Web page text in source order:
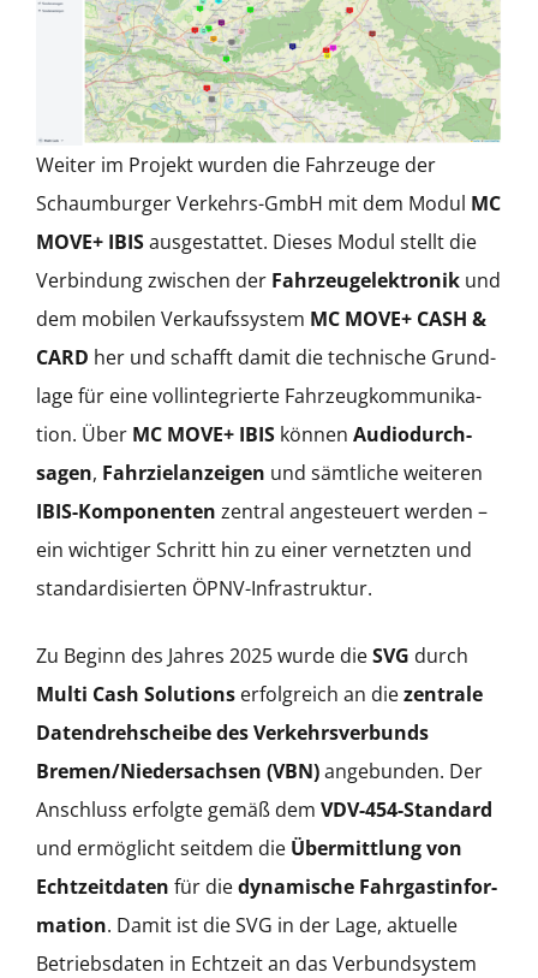
Weit­er im Pro­jekt wur­den die Fahrzeuge der
Schaum­burg­er Verkehrs-GmbH mit dem Mod­ul MC
MOVE+ IBISaus­ges­tat­tet. Dieses Mod­ul stellt die
Verbindung zwis­chen der Fahrzeugelek­tron­ik und
dem mobilen Verkauf­ssys­tem MC MOVE+ CASH &
CARD her und schafft damit die tech­nis­che Grund­
lage für eine vollinte­gri­erte Fahrzeugkom­mu­nika­
tion. Über MC MOVE+ IBIS kön­nen Audio­durch­
sagen, Fahrzielanzeigen und sämtliche weit­eren
IBIS-Kom­po­nen­ten zen­tral anges­teuert wer­den –
ein wichtiger Schritt hin zu ein­er ver­net­zten und
stan­dar­d­isierten ÖPNV-Infra­struk­tur.
Zu Beginn des Jahres 2025 wurde dieSVG durch
Mul­ti Cash Solu­tions erfol­gre­ich an diezen­trale
Daten­drehscheibe des Verkehrsver­bunds
Bremen/Niedersachsen (VBN)ange­bun­den. Der
Anschluss erfol­gte gemäß dem VDV-454-Stan­dard
und ermöglicht seit­dem die Über­mit­tlung von
Echtzeit­dat­en für diedynamis­che Fahrgastin­for­
ma­tion. Damit ist die SVG in der Lage, aktuelle
Betrieb­s­dat­en in Echtzeit an das Ver­bundsys­tem